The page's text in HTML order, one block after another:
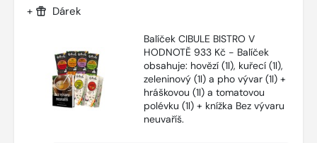
+ Dárek
Balíček CIBULE BISTRO V
HODNOTĚ 933 Kč - Balíček
obsahuje: hovězí (1l), kuřecí (1l),
zeleninový (1l) a pho vývar (1l) +
hráškovou (1l) a tomatovou
polévku (1l) + knížka Bez vývaru
neuvaříš.